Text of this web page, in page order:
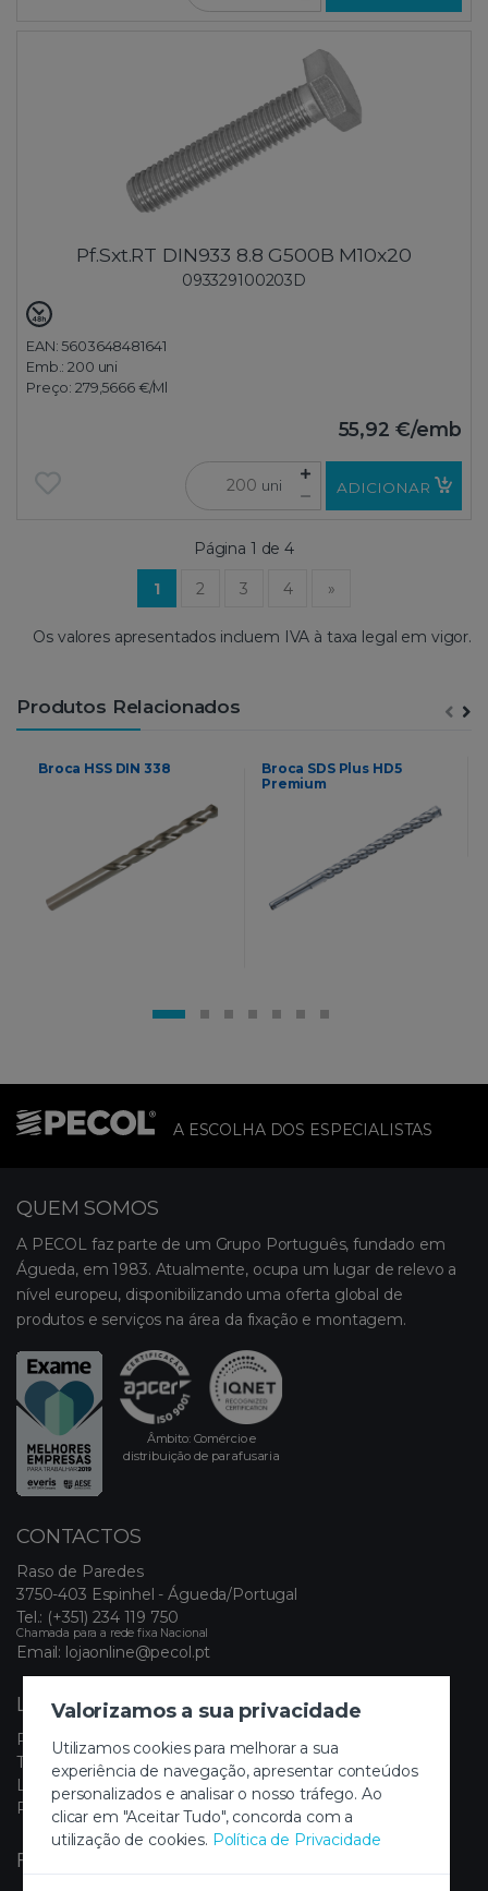
Valorizamos a sua privacidade
Utilizamos cookies para melhorar a sua
experiência de navegação, apresentar conteúdos
personalizados e analisar o nosso tráfego. Ao
clicar em "Aceitar Tudo", concorda com a
utilização de cookies. Política de Privacidade
Pf.Sxt.RT DIN933 8.8 G500B M10x20
093329100203D
EAN: 5603648481641
Emb.:200 uni
Preço: 279,5666 €/Ml
55,92 €/emb
uni ADICIONAR
Página 1 de 4
1(current)
2 3 4 »
Os valores apresentados incluem IVA à taxa legal em vigor.
Produtos Relacionados
Broca HSS DIN 338
Broca SDS Plus HD5
Premium
A ESCOLHA DOS ESPECIALISTAS
QUEM SOMOS
A PECOL faz parte de um Grupo Português, fundado em
Águeda, em 1983. Atualmente, ocupa um lugar de relevo a
nível europeu, disponibilizando uma oferta global de
produtos e serviços na área da fixação e montagem.
Âmbito: Comércio e
distribuição de parafusaria
CONTACTOS
Raso de Paredes
3750-403 Espinhel - Águeda/Portugal
Tel.: (+351) 234 119 750
Chamada para a rede fixa Nacional
Email: lojaonline@pecol.pt
LINKS ÚTEIS
Política de Privacidade
Termos e Condições
Livro de Reclamações Eletrónico
Painel de Cookies
FIQUE A PAR DAS NOVIDADES